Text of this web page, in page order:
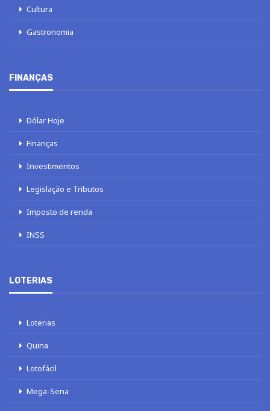
Cultura
Gastronomia
FINANÇAS
Dólar Hoje
Finanças
Investimentos
Legislação e Tributos
Imposto de renda
INSS
LOTERIAS
Loterias
Quina
Lotofácil
Mega-Sena